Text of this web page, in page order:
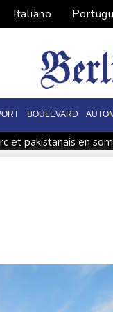
Italiano
BOULEVARD
et pakistanais en